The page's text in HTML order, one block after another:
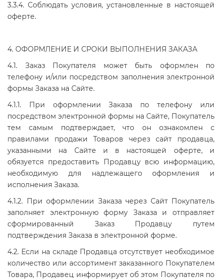
3.3.4. Соблюдать условия, установленные в настоящей
оферте.
4. ОФОРМЛЕНИЕ И СРОКИ ВЫПОЛНЕНИЯ ЗАКАЗА
4.1. Заказ Покупателя может быть оформлен по
телефону и/или посредством заполнения электронной
формы Заказа на Сайте.
4.1.1. При оформлении Заказа по телефону или
посредством электронной формы на Сайте, Покупатель
тем самым подтверждает, что он ознакомлен с
правилами продажи Товаров через сайт продавца,
указанными на Сайте и в настоящей оферте, и
обязуется предоставить Продавцу всю информацию,
необходимую для надлежащего оформления и
исполнения Заказа.
4.1.2. При оформлении Заказа через Сайт Покупатель
заполняет электронную форму Заказа и отправляет
сформированный Заказ Продавцу путем
подтверждения Заказа в электронной форме.
4.2. Если на складе Продавца отсутствует необходимое
количество или ассортимент заказанного Покупателем
Товара, Продавец информирует об этом Покупателя по